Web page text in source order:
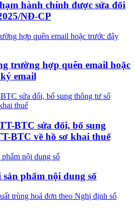
hành chính được sửa đổi
NĐ-CP
trường hợp quên email hoặc
email
BTC sửa đổi, bổ sung
BTC về hồ sơ khai thuế
phẩm nội dung số